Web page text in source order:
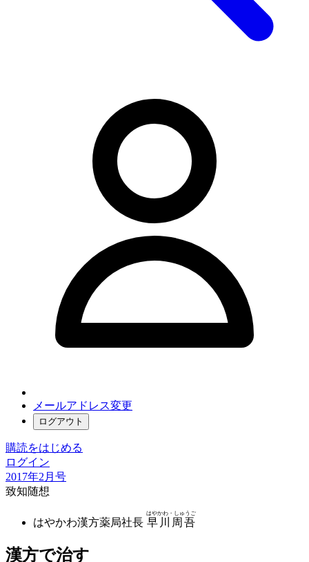
メールアドレス変更
ログアウト
購読をはじめる
ログイン
2017年2月号
致知随想
はやかわ漢方薬局社長 早川周吾
はやかわ・しゅうご
漢方で治す